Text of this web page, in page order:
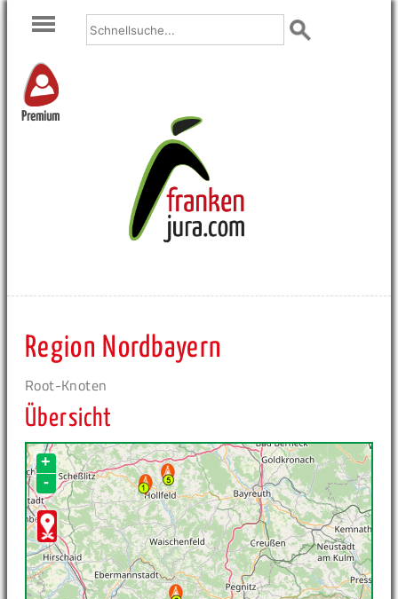
Premium
Region Nordbayern
Root-Knoten
Übersicht
+
-